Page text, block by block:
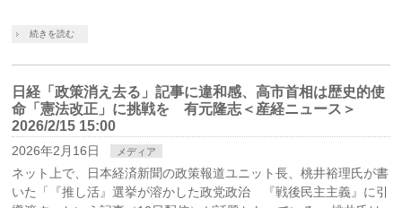
続きを読む
日経「政策消え去る」記事に違和感、高市首相は歴史的使
命「憲法改正」に挑戦を 有元隆志＜産経ニュース＞
2026/2/15 15:00
2026年2月16日 メディア
ネット上で、日本経済新聞の政策報道ユニット長、桃井裕理氏が書
いた「『推し活』選挙が溶かした政党政治 『戦後民主主義』に引